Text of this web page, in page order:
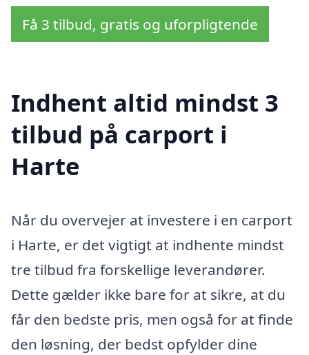
Få 3 tilbud, gratis og uforpligtende
Indhent altid mindst 3
tilbud på carport i
Harte
Når du overvejer at investere i en carport
i Harte, er det vigtigt at indhente mindst
tre tilbud fra forskellige leverandører.
Dette gælder ikke bare for at sikre, at du
får den bedste pris, men også for at finde
den løsning, der bedst opfylder dine